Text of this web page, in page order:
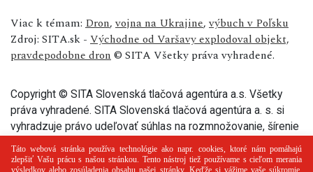
Viac k témam: Dron,vojna na Ukrajine,výbuch v Poľsku
Zdroj: SITA.sk - Východne od Varšavy explodoval objekt,
pravdepodobne dron © SITA Všetky práva vyhradené.
Copyright © SITA Slovenská tlačová agentúra a.s. Všetky
práva vyhradené. SITA Slovenská tlačová agentúra a. s. si
vyhradzuje právo udeľovať súhlas na rozmnožovanie, šírenie